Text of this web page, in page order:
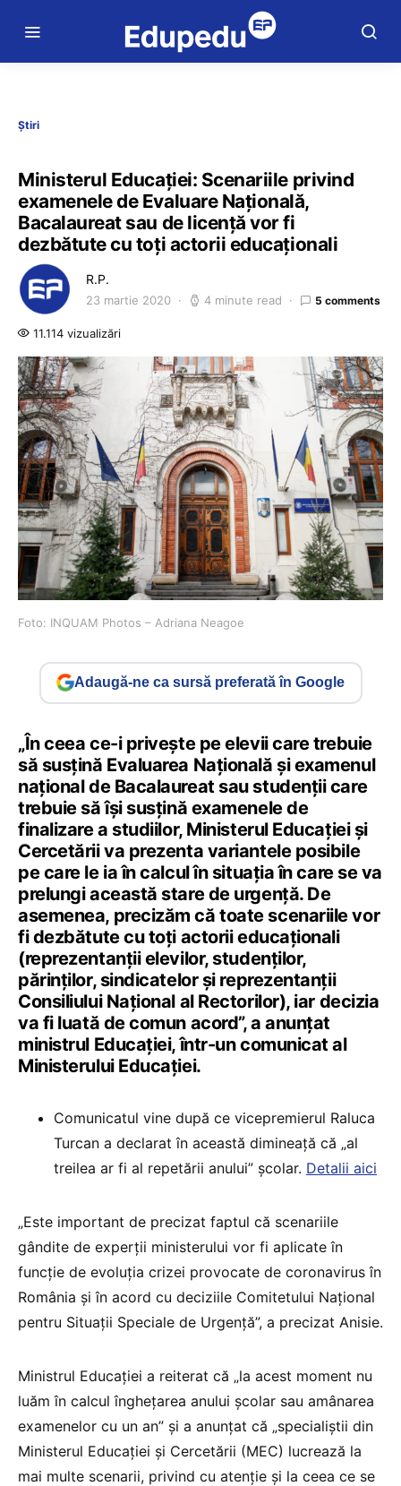
Știri
Ministerul Educației: Scenariile privind
examenele de Evaluare Națională,
Bacalaureat sau de licență vor fi
dezbătute cu toți actorii educaționali
R.P.
23 martie 2020 4 minute read 5 comments
11.114 vizualizări
Foto: INQUAM Photos – Adriana Neagoe
Adaugă-ne ca sursă preferată în Google
„În ceea ce-i privește pe elevii care trebuie
să susțină Evaluarea Națională și examenul
național de Bacalaureat sau studenții care
trebuie să își susțină examenele de
finalizare a studiilor, Ministerul Educației și
Cercetării va prezenta variantele posibile
pe care le ia în calcul în situația în care se va
prelungi această stare de urgență. De
asemenea, precizăm că toate scenariile vor
fi dezbătute cu toți actorii educaționali
(reprezentanții elevilor, studenților,
părinților, sindicatelor și reprezentanții
Consiliului Național al Rectorilor), iar decizia
va fi luată de comun acord”, a anunțat
ministrul Educației, într-un comunicat al
Ministerului Educației.
Comunicatul vine după ce vicepremierul Raluca
Turcan a declarat în această dimineață că „al
treilea ar fi al repetării anului” școlar. Detalii aici
„Este important de precizat faptul că scenariile
gândite de experții ministerului vor fi aplicate în
funcție de evoluția crizei provocate de coronavirus în
România și în acord cu deciziile Comitetului Național
pentru Situații Speciale de Urgență”, a precizat Anisie.
Ministrul Educației a reiterat că „la acest moment nu
luăm în calcul înghețarea anului școlar sau amânarea
examenelor cu un an” și a anunțat că „specialiștii din
Ministerul Educației și Cercetării (MEC) lucrează la
mai multe scenarii, privind cu atenție și la ceea ce se